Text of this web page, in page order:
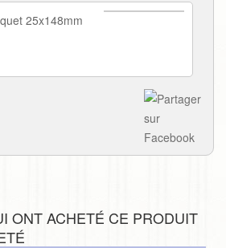
25x148mm
ONT ACHETÉ CE PRODUIT